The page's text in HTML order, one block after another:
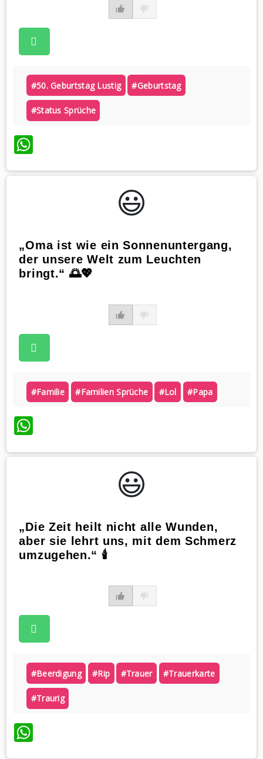
#50. Geburtstag Lustig #geburtstag
#status Sprüche
WhatsApp
😃️
„Oma ist wie ein Sonnenuntergang,
der unsere Welt zum Leuchten
bringt.“ 🌅💖
#familie #familien Sprüche #lol #papa
WhatsApp
😃️
„Die Zeit heilt nicht alle Wunden,
aber sie lehrt uns, mit dem Schmerz
umzugehen.“ 🕯
#beerdigung #rip #trauer #trauerkarte
#traurig
WhatsApp